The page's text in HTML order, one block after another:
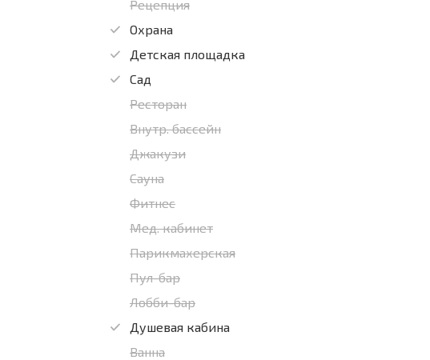
Рецепция
Охрана
Детская площадка
Сад
Ресторан
Внутр. бассейн
Джакузи
Сауна
Фитнес
Мед. кабинет
Парикмахерская
Пул-бар
Лобби-бар
Душевая кабина
Ванна